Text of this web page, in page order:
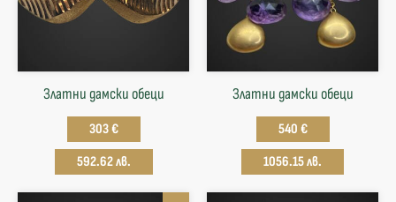
Златни дамски обеци
303 €
592.62 лв.
Златни дамски обеци
540 €
1056.15 лв.